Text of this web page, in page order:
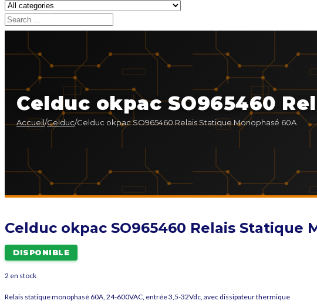
Celduc okpac SO965460
Accueil/Celduc/Celduc okpac SO965460 Relais Statique Monophasé 60A
Celduc okpac SO965460 Relais Statique
DISPONIBLE
2 en stock
Relais statique monophasé 60A, 24-600VAC, entrée 3,5-32Vdc, avec dissipateur thermique